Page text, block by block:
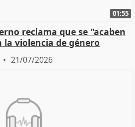
01:55
reclama que se "acaben
violencia de género
21/07/2026